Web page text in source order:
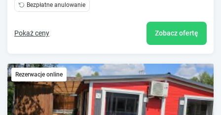
Bezpłatne anulowanie
Pokaż ceny Zobacz ofertę
Rezerwacje online